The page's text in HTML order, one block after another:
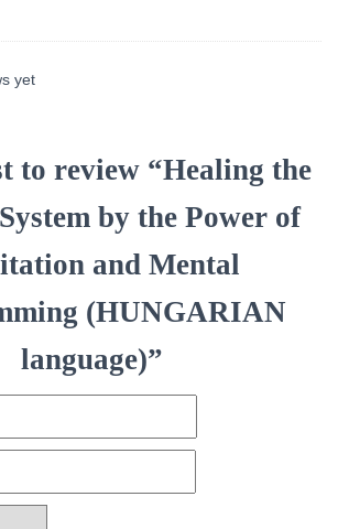
yet
to review “Healing the
by the Power of
and Mental
(HUNGARIAN
language)”